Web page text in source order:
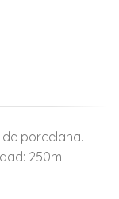
porcelana.
250ml